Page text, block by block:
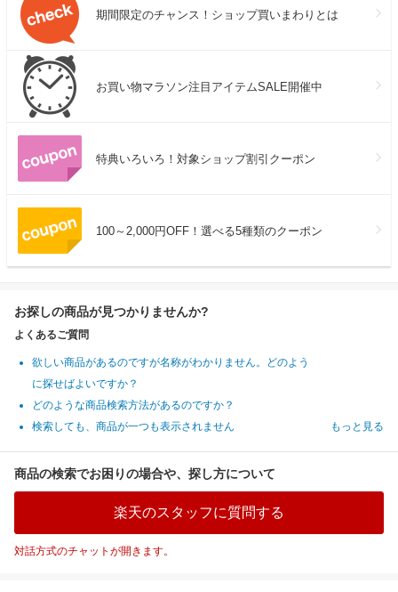
期間限定のチャンス！ショップ買いまわりとは
お買い物マラソン注目アイテムSALE開催中
特典いろいろ！対象ショップ割引クーポン
100～2,000円OFF！選べる5種類のクーポン
お探しの商品が見つかりませんか?
よくあるご質問
欲しい商品があるのですが名称がわかりません。どのよう
に探せばよいですか？
どのような商品検索方法があるのですか？
検索しても、商品が一つも表示されません
もっと見る
商品の検索でお困りの場合や、探し方について
楽天のスタッフに質問する
対話方式のチャットが開きます。